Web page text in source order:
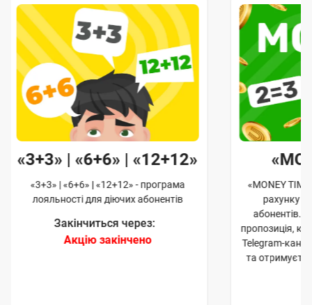
«3+3» | «6+6» | «12+12»
«3+3» | «6+6» | «12+12» - програма
лояльності для діючих абонентів
Закінчиться через:
Акцію закінчено
«MONEY
рахунку
абонентів.
пропозиція,
Telegram-
та